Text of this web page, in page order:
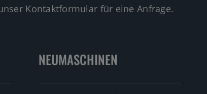
Kontaktformular für eine Anfrage.
NEUMASCHINEN